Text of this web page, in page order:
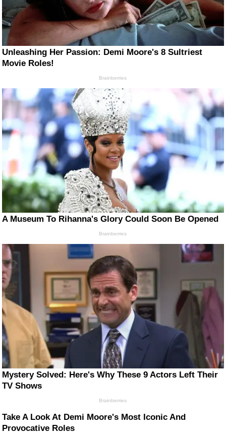
Unleashing Her Passion: Demi Moore's 8 Sultriest
Movie Roles!
Brainberries
A Museum To Rihanna's Glory Could Soon Be Opened
Brainberries
Mystery Solved: Here's Why These 9 Actors Left Their
TV Shows
Brainberries
Take A Look At Demi Moore's Most Iconic And
Provocative Roles